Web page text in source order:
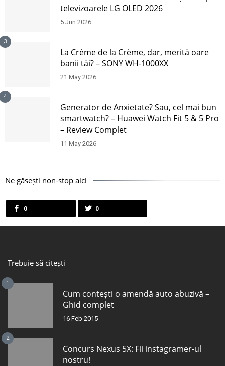
televizoarele LG OLED 2026
5 Jun 2026
3
La Crème de la Crème, dar, merită oare
banii tăi? – SONY WH-1000XX
21 May 2026
4
Generator de Anxietate? Sau, cel mai bun
smartwatch? – Huawei Watch Fit 5 & 5 Pro
– Review Complet
11 May 2026
Ne găsești non-stop aici
0 0
Trebuie să citești
1
Cum contești o amendă auto abuzivă –
Ghid complet
16 Feb 2015
2
Concurs Nexus 5X: Fii instagramer-ul
nostru!